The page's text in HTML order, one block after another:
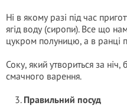
Ні в якому разі під час
ягід воду (сиропи). Все що
цукром полуницю, а в ранці
Соку, який утвориться за
смачного варення.
Правильний посуд